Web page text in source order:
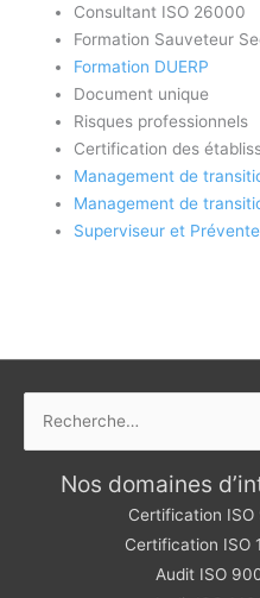
Consultant ISO 26000
Formation Sauveteur
Formation DUERP
Document unique
Risques professionnels
Certification des
Management de
Management de
Superviseur et
Nos domaines
Certification ISO
Certification ISO
Audit ISO